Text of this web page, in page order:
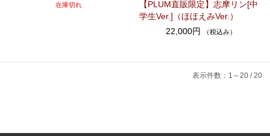
在庫切れ
【PLUM直販限定】志摩リン[中
学生Ver.]（ほほえみVer.）
22,000円
（税込み）
表示件数：1～20 / 20